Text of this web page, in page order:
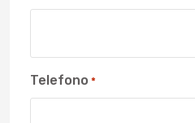
Telefono *